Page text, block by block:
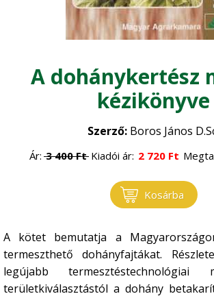
Állategészségügy
Erdőgazdaság
Erdészet
Faipar
Általános faipar
Mezőgazdasági gépek
Gomba
Gombatermesztés
Környezetvédelem
• Megújuló energia
Növénytermesztés
A dohánykertész
kézikönyve
Szerző: Boros János
Ár: 3 400Ft Kiadói ár: 2 720 Ft
Kosárba
A kötet bemutatja a
termeszthető dohányfajtákat.
legújabb termesztéstechnológiai
területkiválasztástól a dohány